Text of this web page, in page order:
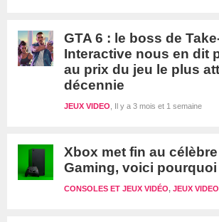
GTA 6 : le boss de
Interactive nous en dit
au prix du jeu le plus
décennie
Il y a 3 mois et 1 semaine
JEUX VIDEO
Xbox met fin au
Gaming, voici pourquoi
CONSOLES ET JEUX VIDÉO, JEUX VIDEO